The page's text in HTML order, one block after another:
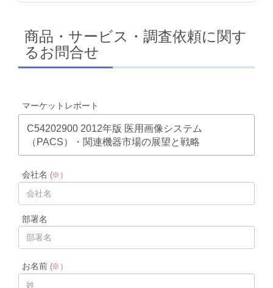
商品・サービス・調査依頼に関す
るお問合せ
マーケットレポート
C54202900 2012年版 医用画像システム
（PACS）・関連機器市場の展望と戦略
会社名 (※）
部署名
お名前(※）